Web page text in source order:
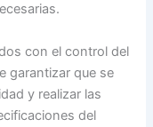
con el control del
garantizar que se
y realizar las
del